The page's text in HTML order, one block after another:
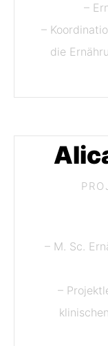
–
–
die
– M. Sc.
–